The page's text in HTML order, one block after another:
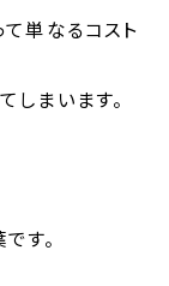
単なるコスト
しまいます。
す。